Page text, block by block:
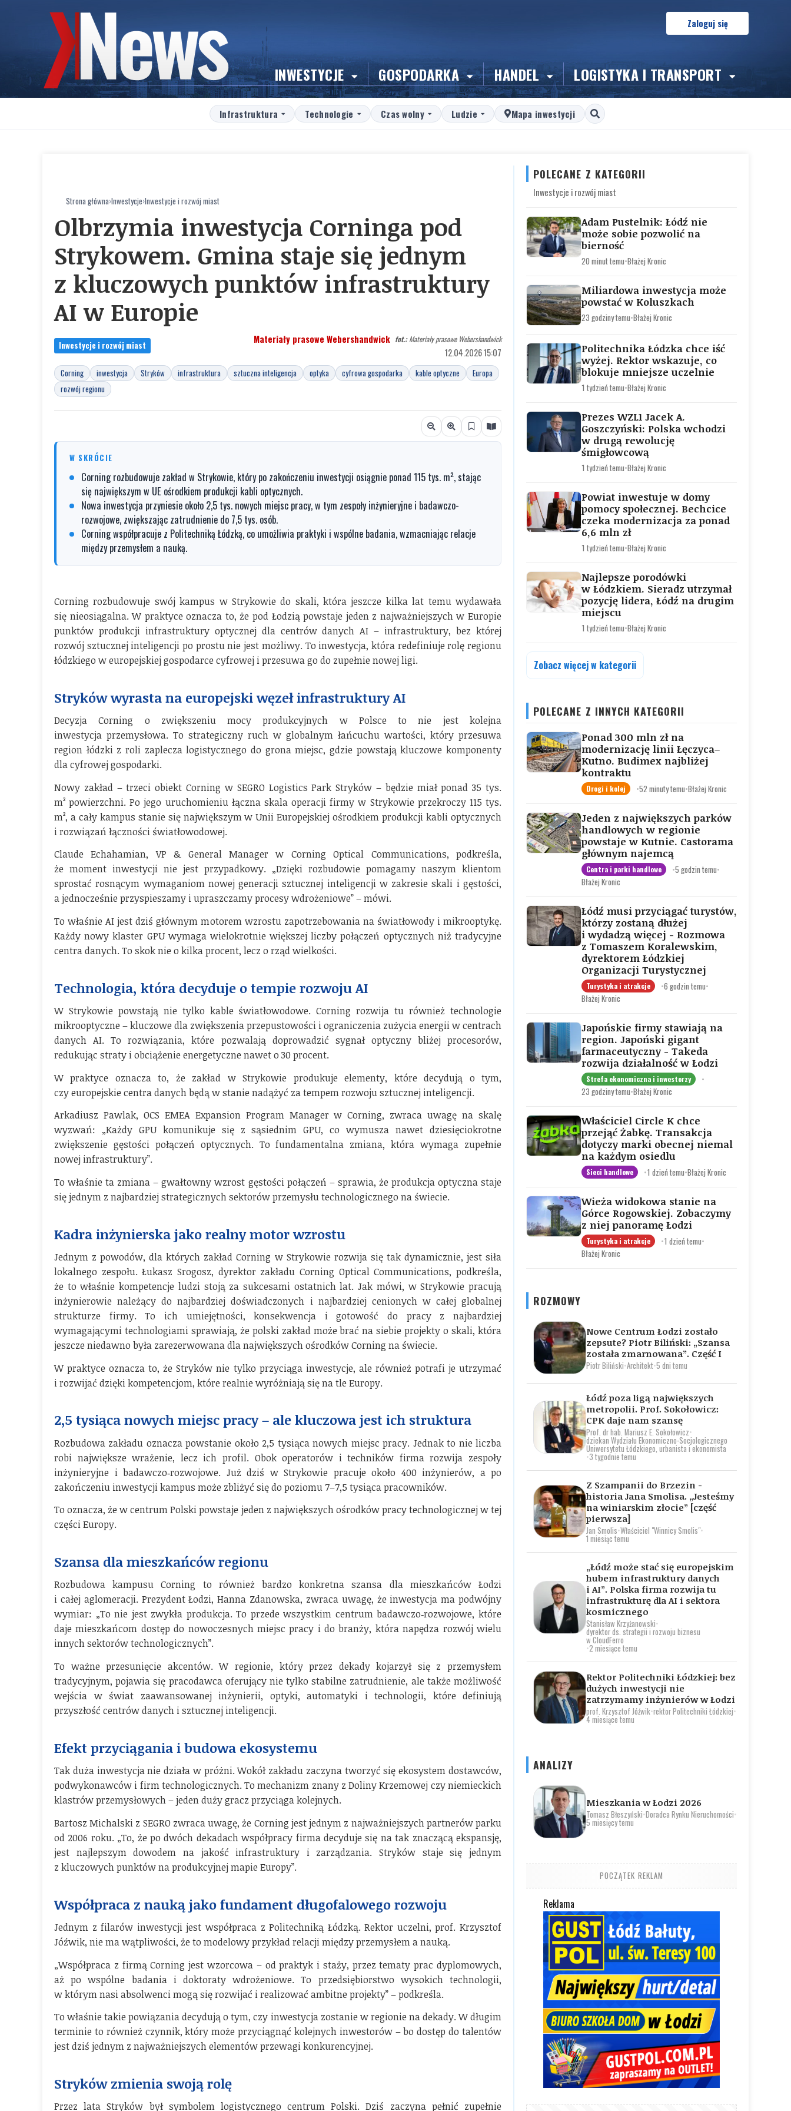
INWESTYCJE GOSPODARKA HANDEL LOGISTYKA I TRANSPORT
Zaloguj się
Infrastruktura Technologie Czas wolny Ludzie Mapa inwestycji
Strona główna›Inwestycje›Inwestycje i rozwój miast
Olbrzymia inwestycja Corninga pod
Strykowem. Gmina staje się jednym
z kluczowych punktów infrastruktury
AI w Europie
Inwestycje i rozwój miast
Materiały prasowe Webershandwick fot.: Materiały prasowe Webershandwick
12.04.2026 15:07
Corning inwestycja Stryków infrastruktura sztuczna inteligencja optyka cyfrowa gospodarka kable optyczne
Europa
rozwój regionu
W SKRÓCIE
Corning rozbudowuje zakład w Strykowie, który po zakończeniu inwestycji osiągnie ponad 115 tys. m², stając
się największym w UE ośrodkiem produkcji kabli optycznych.
Nowa inwestycja przyniesie około 2,5 tys. nowych miejsc pracy, w tym zespoły inżynieryjne i badawczo-
rozwojowe, zwiększając zatrudnienie do 7,5 tys. osób.
Corning współpracuje z Politechniką Łódzką, co umożliwia praktyki i wspólne badania, wzmacniając relacje
między przemysłem a nauką.
Corning rozbudowuje swój kampus w Strykowie do skali, która jeszcze kilka lat temu wydawała
się nieosiągalna. W praktyce oznacza to, że pod Łodzią powstaje jeden z najważniejszych w Europie
punktów produkcji infrastruktury optycznej dla centrów danych AI – infrastruktury, bez której
rozwój sztucznej inteligencji po prostu nie jest możliwy. To inwestycja, która redefiniuje rolę regionu
łódzkiego w europejskiej gospodarce cyfrowej i przesuwa go do zupełnie nowej ligi.
Stryków wyrasta na europejski węzeł infrastruktury AI
Decyzja Corning o zwiększeniu mocy produkcyjnych w Polsce to nie jest kolejna
inwestycja przemysłowa. To strategiczny ruch w globalnym łańcuchu wartości, który przesuwa
region łódzki z roli zaplecza logistycznego do grona miejsc, gdzie powstają kluczowe komponenty
dla cyfrowej gospodarki.
Nowy zakład – trzeci obiekt Corning w SEGRO Logistics Park Stryków – będzie miał ponad 35 tys.
m² powierzchni. Po jego uruchomieniu łączna skala operacji firmy w Strykowie przekroczy 115 tys.
m², a cały kampus stanie się największym w Unii Europejskiej ośrodkiem produkcji kabli optycznych
i rozwiązań łączności światłowodowej.
Claude Echahamian, VP & General Manager w Corning Optical Communications, podkreśla,
że moment inwestycji nie jest przypadkowy. „Dzięki rozbudowie pomagamy naszym klientom
sprostać rosnącym wymaganiom nowej generacji sztucznej inteligencji w zakresie skali i gęstości,
a jednocześnie przyspieszamy i upraszczamy procesy wdrożeniowe” – mówi.
To właśnie AI jest dziś głównym motorem wzrostu zapotrzebowania na światłowody i mikrooptykę.
Każdy nowy klaster GPU wymaga wielokrotnie większej liczby połączeń optycznych niż tradycyjne
centra danych. To skok nie o kilka procent, lecz o rząd wielkości.
Technologia, która decyduje o tempie rozwoju AI
W Strykowie powstają nie tylko kable światłowodowe. Corning rozwija tu również technologie
mikrooptyczne – kluczowe dla zwiększenia przepustowości i ograniczenia zużycia energii w centrach
danych AI. To rozwiązania, które pozwalają doprowadzić sygnał optyczny bliżej procesorów,
redukując straty i obciążenie energetyczne nawet o 30 procent.
W praktyce oznacza to, że zakład w Strykowie produkuje elementy, które decydują o tym,
czy europejskie centra danych będą w stanie nadążyć za tempem rozwoju sztucznej inteligencji.
Arkadiusz Pawlak, OCS EMEA Expansion Program Manager w Corning, zwraca uwagę na skalę
wyzwań: „Każdy GPU komunikuje się z sąsiednim GPU, co wymusza nawet dziesięciokrotne
zwiększenie gęstości połączeń optycznych. To fundamentalna zmiana, która wymaga zupełnie
nowej infrastruktury”.
To właśnie ta zmiana – gwałtowny wzrost gęstości połączeń – sprawia, że produkcja optyczna staje
się jednym z najbardziej strategicznych sektorów przemysłu technologicznego na świecie.
Kadra inżynierska jako realny motor wzrostu
Jednym z powodów, dla których zakład Corning w Strykowie rozwija się tak dynamicznie, jest siła
lokalnego zespołu. Łukasz Srogosz, dyrektor zakładu Corning Optical Communications, podkreśla,
że to właśnie kompetencje ludzi stoją za sukcesami ostatnich lat. Jak mówi, w Strykowie pracują
inżynierowie należący do najbardziej doświadczonych i najbardziej cenionych w całej globalnej
strukturze firmy. To ich umiejętności, konsekwencja i gotowość do pracy z najbardziej
wymagającymi technologiami sprawiają, że polski zakład może brać na siebie projekty o skali, która
jeszcze niedawno była zarezerwowana dla największych ośrodków Corning na świecie.
W praktyce oznacza to, że Stryków nie tylko przyciąga inwestycje, ale również potrafi je utrzymać
i rozwijać dzięki kompetencjom, które realnie wyróżniają się na tle Europy.
2,5 tysiąca nowych miejsc pracy – ale kluczowa jest ich struktura
Rozbudowa zakładu oznacza powstanie około 2,5 tysiąca nowych miejsc pracy. Jednak to nie liczba
robi największe wrażenie, lecz ich profil. Obok operatorów i techników firma rozwija zespoły
inżynieryjne i badawczo‑rozwojowe. Już dziś w Strykowie pracuje około 400 inżynierów, a po
zakończeniu inwestycji kampus może zbliżyć się do poziomu 7–7,5 tysiąca pracowników.
To oznacza, że w centrum Polski powstaje jeden z największych ośrodków pracy technologicznej w tej
części Europy.
Szansa dla mieszkańców regionu
Rozbudowa kampusu Corning to również bardzo konkretna szansa dla mieszkańców Łodzi
i całej aglomeracji. Prezydent Łodzi, Hanna Zdanowska, zwraca uwagę, że inwestycja ma podwójny
wymiar: „To nie jest zwykła produkcja. To przede wszystkim centrum badawczo‑rozwojowe, które
daje mieszkańcom dostęp do nowoczesnych miejsc pracy i do branży, która napędza rozwój wielu
innych sektorów technologicznych”.
To ważne przesunięcie akcentów. W regionie, który przez dekady kojarzył się z przemysłem
tradycyjnym, pojawia się pracodawca oferujący nie tylko stabilne zatrudnienie, ale także możliwość
wejścia w świat zaawansowanej inżynierii, optyki, automatyki i technologii, które definiują
przyszłość centrów danych i sztucznej inteligencji.
Efekt przyciągania i budowa ekosystemu
Tak duża inwestycja nie działa w próżni. Wokół zakładu zaczyna tworzyć się ekosystem dostawców,
podwykonawców i firm technologicznych. To mechanizm znany z Doliny Krzemowej czy niemieckich
klastrów przemysłowych – jeden duży gracz przyciąga kolejnych.
Bartosz Michalski z SEGRO zwraca uwagę, że Corning jest jednym z najważniejszych partnerów parku
od 2006 roku. „To, że po dwóch dekadach współpracy firma decyduje się na tak znaczącą ekspansję,
jest najlepszym dowodem na jakość infrastruktury i zarządzania. Stryków staje się jednym
z kluczowych punktów na produkcyjnej mapie Europy”.
Współpraca z nauką jako fundament długofalowego rozwoju
Jednym z filarów inwestycji jest współpraca z Politechniką Łódzką. Rektor uczelni, prof. Krzysztof
Jóźwik, nie ma wątpliwości, że to modelowy przykład relacji między przemysłem a nauką.
„Współpraca z firmą Corning jest wzorcowa – od praktyk i staży, przez tematy prac dyplomowych,
aż po wspólne badania i doktoraty wdrożeniowe. To przedsiębiorstwo wysokich technologii,
w którym nasi absolwenci mogą się rozwijać i realizować ambitne projekty” – podkreśla.
To właśnie takie powiązania decydują o tym, czy inwestycja zostanie w regionie na dekady. W długim
terminie to również czynnik, który może przyciągnąć kolejnych inwestorów – bo dostęp do talentów
jest dziś jednym z najważniejszych elementów przewagi konkurencyjnej.
Stryków zmienia swoją rolę
Przez lata Stryków był symbolem logistycznego centrum Polski. Dziś zaczyna pełnić zupełnie
POLECANE Z KATEGORII
Inwestycje i rozwój miast
Adam Pustelnik: Łódź nie
może sobie pozwolić na
bierność
20 minut temu•Błażej Kronic
Miliardowa inwestycja może
powstać w Koluszkach
23 godziny temu•Błażej Kronic
Politechnika Łódzka chce iść
wyżej. Rektor wskazuje, co
blokuje mniejsze uczelnie
1 tydzień temu•Błażej Kronic
Prezes WZL1 Jacek A.
Goszczyński: Polska wchodzi
w drugą rewolucję
śmigłowcową
1 tydzień temu•Błażej Kronic
Powiat inwestuje w domy
pomocy społecznej. Bechcice
czeka modernizacja za ponad
6,6 mln zł
1 tydzień temu•Błażej Kronic
Najlepsze porodówki
w Łódzkiem. Sieradz utrzymał
pozycję lidera, Łódź na drugim
miejscu
1 tydzień temu•Błażej Kronic
Zobacz więcej w kategorii
POLECANE Z INNYCH KATEGORII
Ponad 300 mln zł na
modernizację linii Łęczyca–
Kutno. Budimex najbliżej
kontraktu
Drogi i kolej •52 minuty temu•Błażej Kronic
Jeden z największych parków
handlowych w regionie
powstaje w Kutnie. Castorama
głównym najemcą
Centra i parki handlowe •5 godzin temu•
Błażej Kronic
Łódź musi przyciągać turystów,
którzy zostaną dłużej
i wydadzą więcej - Rozmowa
z Tomaszem Koralewskim,
dyrektorem Łódzkiej
Organizacji Turystycznej
Turystyka i atrakcje •6 godzin temu•
Błażej Kronic
Japońskie firmy stawiają na
region. Japoński gigant
farmaceutyczny - Takeda
rozwija działalność w Łodzi
Strefa ekonomiczna i inwestorzy
•
23 godziny temu•Błażej Kronic
Właściciel Circle K chce
przejąć Żabkę. Transakcja
dotyczy marki obecnej niemal
na każdym osiedlu
Sieci handlowe •1 dzień temu•Błażej Kronic
Wieża widokowa stanie na
Górce Rogowskiej. Zobaczymy
z niej panoramę Łodzi
Turystyka i atrakcje •1 dzień temu•
Błażej Kronic
ROZMOWY
Nowe Centrum Łodzi zostało
zepsute? Piotr Biliński: „Szansa
została zmarnowana”. Część I
Piotr Biliński•Architekt•5 dni temu
Łódź poza ligą największych
metropolii. Prof. Sokołowicz:
CPK daje nam szansę
Prof. dr hab. Mariusz E. Sokołowicz•
dziekan Wydziału Ekonomiczno-Socjologicznego
Uniwersytetu Łódzkiego, urbanista i ekonomista
•3 tygodnie temu
Z Szampanii do Brzezin -
historia Jana Smolisa. „Jesteśmy
na winiarskim złocie” [część
pierwsza]
Jan Smolis•Właściciel "Winnicy Smolis"•
1 miesiąc temu
„Łódź może stać się europejskim
hubem infrastruktury danych
i AI”. Polska firma rozwija tu
infrastrukturę dla AI i sektora
kosmicznego
Stanisław Krzyżanowski•
dyrektor ds. strategii i rozwoju biznesu
w CloudFerro
•2 miesiące temu
Rektor Politechniki Łódzkiej: bez
dużych inwestycji nie
zatrzymamy inżynierów w Łodzi
prof. Krzysztof Jóźwik•rektor Politechniki Łódzkiej•
4 miesiące temu
ANALIZY
Mieszkania w Łodzi 2026
Tomasz Błeszyński•Doradca Rynku Nieruchomości•
5 miesięcy temu
POCZĄTEK REKLAM
Reklama